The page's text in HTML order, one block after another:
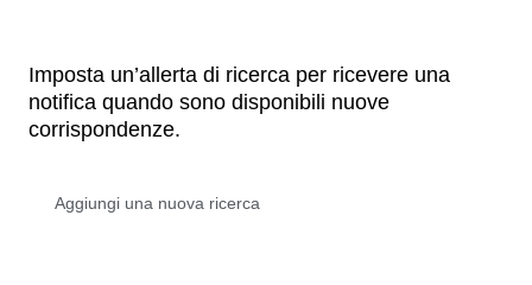
Imposta un’allerta di ricerca per ricevere una
notifica quando sono disponibili nuove
corrispondenze.